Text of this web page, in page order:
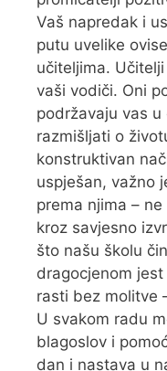
Vaš napredak i
putu uvelike
učiteljima.
vaši vodiči. Oni
podržavaju vas
razmišljati o
konstruktivan
uspješan, važno
prema njima –
kroz savjesno
što našu školu
dragocjenom
rasti bez molitve
U svakom radu
blagoslov i
dan i nastava u